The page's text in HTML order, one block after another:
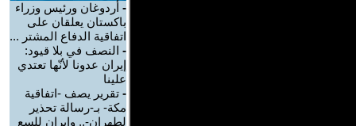
- أردوغان ورئيس وزراء
باكستان يعلقان على
اتفاقية الدفاع المشتر ...
- النصف في بلا قيود:
إيران عدونا لأنّها تعتدي
علينا
- تقرير يصف -اتفاقية
مكة- بـ-رسالة تحذير
لطهران-.. وإيران للسع